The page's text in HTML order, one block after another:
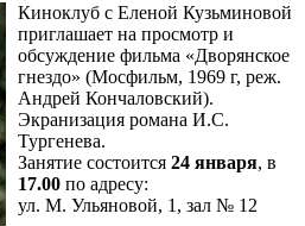
Киноклуб с Еленой Кузьминовой
приглашает на просмотр и
обсуждение фильма «Дворянское
гнездо» (Мосфильм, 1969 г, реж.
Андрей Кончаловский).
Экранизация романа И.С.
Тургенева.
Занятие состоится 24 января, в
17.00 по адресу:
ул. М. Ульяновой, 1, зал № 12